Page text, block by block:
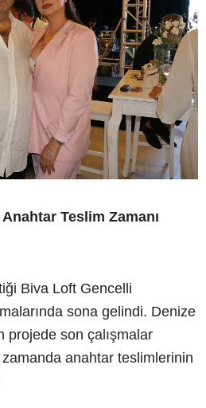
Teslim Zamanı
Biva Loft Gencelli
sona gelindi. Denize
projede son çalışmalar
anahtar teslimlerinin